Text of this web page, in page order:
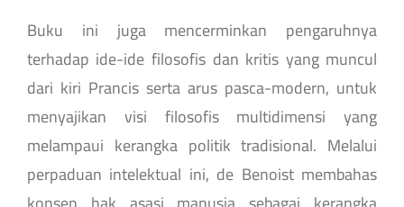
Buku ini juga mencerminkan pengaruhnya
terhadap ide-ide filosofis dan kritis yang muncul
dari kiri Prancis serta arus pasca-modern, untuk
menyajikan visi filosofis multidimensi yang
melampaui kerangka politik tradisional. Melalui
perpaduan intelektual ini, de Benoist membahas